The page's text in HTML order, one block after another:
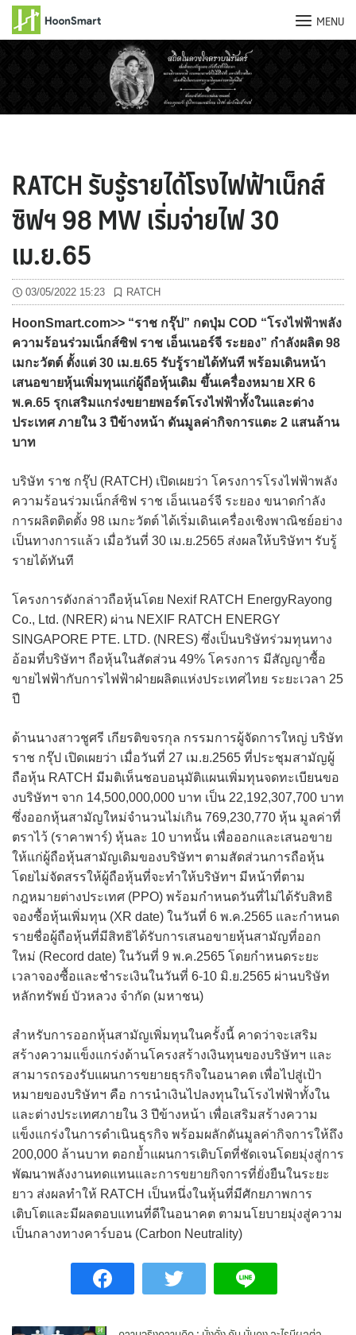
MENU
RATCH รับรู้รายได้โรงไฟฟ้าเน็กส์
ซิฟฯ 98 MW เริ่มจ่ายไฟ 30
เม.ย.65
03/05/2022 15:23 RATCH
HoonSmart.com>> “ราช กรุ๊ป” กดปุ่ม COD “โรงไฟฟ้าพลัง
ความร้อนร่วมเน็กส์ซิฟ ราช เอ็นเนอร์จี ระยอง” กำลังผลิต 98
เมกะวัตต์ ตั้งแต่ 30 เม.ย.65 รับรู้รายได้ทันที พร้อมเดินหน้า
เสนอขายหุ้นเพิ่มทุนแก่ผู้ถือหุ้นเดิม ขึ้นเครื่องหมาย XR 6
พ.ค.65 รุกเสริมแกร่งขยายพอร์ตโรงไฟฟ้าทั้งในและต่าง
ประเทศ ภายใน 3 ปีข้างหน้า ดันมูลค่ากิจการแตะ 2 แสนล้าน
บาท
บริษัท ราช กรุ๊ป (RATCH) เปิดเผยว่า โครงการโรงไฟฟ้าพลัง
ความร้อนร่วมเน็กส์ซิฟ ราช เอ็นเนอร์จี ระยอง ขนาดกำลัง
การผลิตติดตั้ง 98 เมกะวัตต์ ได้เริ่มเดินเครื่องเชิงพาณิชย์อย่าง
เป็นทางการแล้ว เมื่อวันที่ 30 เม.ย.2565 ส่งผลให้บริษัทฯ รับรู้
รายได้ทันที
โครงการดังกล่าวถือหุ้นโดย Nexif RATCH EnergyRayong
Co., Ltd. (NRER) ผ่าน NEXIF RATCH ENERGY
SINGAPORE PTE. LTD. (NRES) ซึ่งเป็นบริษัทร่วมทุนทาง
อ้อมที่บริษัทฯ ถือหุ้นในสัดส่วน 49% โครงการ มีสัญญาซื้อ
ขายไฟฟ้ากับการไฟฟ้าฝ่ายผลิตแห่งประเทศไทย ระยะเวลา 25
ปี
ด้านนางสาวชูศรี เกียรติขจรกุล กรรมการผู้จัดการใหญ่ บริษัท
ราช กรุ๊ป เปิดเผยว่า เมื่อวันที่ 27 เม.ย.2565 ที่ประชุมสามัญผู้
ถือหุ้น RATCH มีมติเห็นชอบอนุมัติแผนเพิ่มทุนจดทะเบียนขอ
งบริษัทฯ จาก 14,500,000,000 บาท เป็น 22,192,307,700 บาท
ซึ่งออกหุ้นสามัญใหม่จำนวนไม่เกิน 769,230,770 หุ้น มูลค่าที่
ตราไว้ (ราคาพาร์) หุ้นละ 10 บาทนั้น เพื่อออกและเสนอขาย
ให้แก่ผู้ถือหุ้นสามัญเดิมของบริษัทฯ ตามสัดส่วนการถือหุ้น
โดยไม่จัดสรรให้ผู้ถือหุ้นที่จะทำให้บริษัทฯ มีหน้าที่ตาม
กฎหมายต่างประเทศ (PPO) พร้อมกำหนดวันที่ไม่ได้รับสิทธิ
จองซื้อหุ้นเพิ่มทุน (XR date) ในวันที่ 6 พ.ค.2565 และกำหนด
รายชื่อผู้ถือหุ้นที่มีสิทธิได้รับการเสนอขายหุ้นสามัญที่ออก
ใหม่ (Record date) ในวันที่ 9 พ.ค.2565 โดยกำหนดระยะ
เวลาจองซื้อและชำระเงินในวันที่ 6-10 มิ.ย.2565 ผ่านบริษัท
หลักทรัพย์ บัวหลวง จำกัด (มหาชน)
สำหรับการออกหุ้นสามัญเพิ่มทุนในครั้งนี้ คาดว่าจะเสริม
สร้างความแข็งแกร่งด้านโครงสร้างเงินทุนของบริษัทฯ และ
สามารถรองรับแผนการขยายธุรกิจในอนาคต เพื่อไปสู่เป้า
หมายของบริษัทฯ คือ การนำเงินไปลงทุนในโรงไฟฟ้าทั้งใน
และต่างประเทศภายใน 3 ปีข้างหน้า เพื่อเสริมสร้างความ
แข็งแกร่งในการดำเนินธุรกิจ พร้อมผลักดันมูลค่ากิจการให้ถึง
200,000 ล้านบาท ตอกย้ำแผนการเติบโตที่ชัดเจนโดยมุ่งสู่การ
พัฒนาพลังงานทดแทนและการขยายกิจการที่ยั่งยืนในระยะ
ยาว ส่งผลทำให้ RATCH เป็นหนึ่งในหุ้นที่มีศักยภาพการ
เติบโตและมีผลตอบแทนที่ดีในอนาคต ตามนโยบายมุ่งสู่ความ
เป็นกลางทางคาร์บอน (Carbon Neutrality)